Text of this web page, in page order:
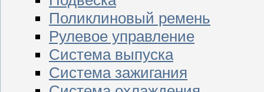
Поликлиновый ремень
Рулевое управление
Система выпуска
Система зажигания